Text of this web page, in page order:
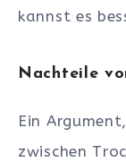
kannst es
Nachteile
Ein
zwischen